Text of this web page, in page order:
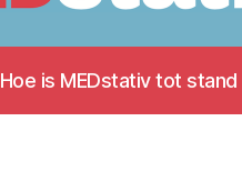
Hoe is MEDstativ tot